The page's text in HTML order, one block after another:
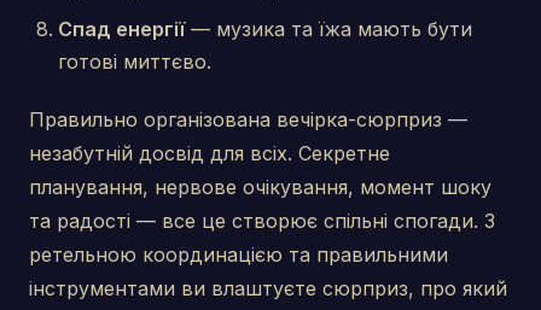
Спад енергії— музика та їжа мають бути
готові миттєво.
Правильно організована вечірка-сюрприз —
незабутній досвід для всіх. Секретне
планування, нервове очікування, момент шоку
та радості — все це створює спільні спогади. З
ретельною координацією та правильними
інструментами ви влаштуєте сюрприз, про який